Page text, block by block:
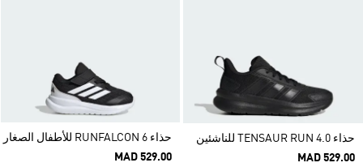
حذاء TENSAUR RUN 4.0 للناشئين
MAD 529.00
حذاء RUNFALCON 6 للأطفال الصغار
MAD 529.00